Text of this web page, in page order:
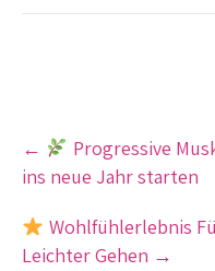
Post
navigation
←
Progressive
ins neue Jahr starten
Wohlfühlerlebnis
Leichter Gehen →